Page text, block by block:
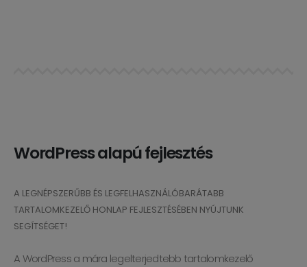
WordPress alapú fejlesztés
A LEGNÉPSZERŰBB ÉS LEGFELHASZNÁLÓBARÁTABB
TARTALOMKEZELŐ HONLAP FEJLESZTÉSÉBEN NYÚJTUNK
SEGÍTSÉGET!
A WordPress a mára legelterjedtebb tartalomkezelő